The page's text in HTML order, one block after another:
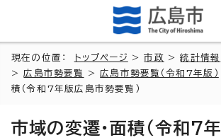
現在の位置： トップページ >市政 >統計情報
>広島市勢要覧 >広島市勢要覧（令和7年版）
積（令和7年版広島市勢要覧）
市域の変遷・面積（令和7